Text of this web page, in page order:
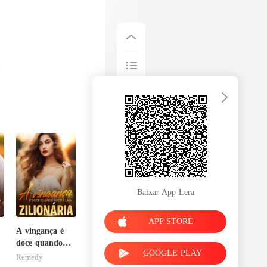
A vingança é
doce quando
você é uma
Remedy
Baixar App Lera
APP STORE
GOOGLE PLAY